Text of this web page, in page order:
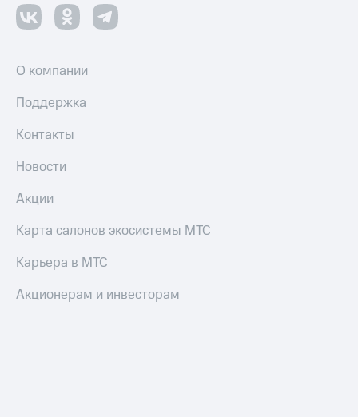
О компании
Поддержка
Контакты
Новости
Акции
Карта салонов экосистемы МТС
Карьера в МТС
Акционерам и инвесторам